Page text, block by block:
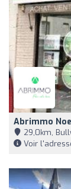
Abrimmo
29,0km,
Voir